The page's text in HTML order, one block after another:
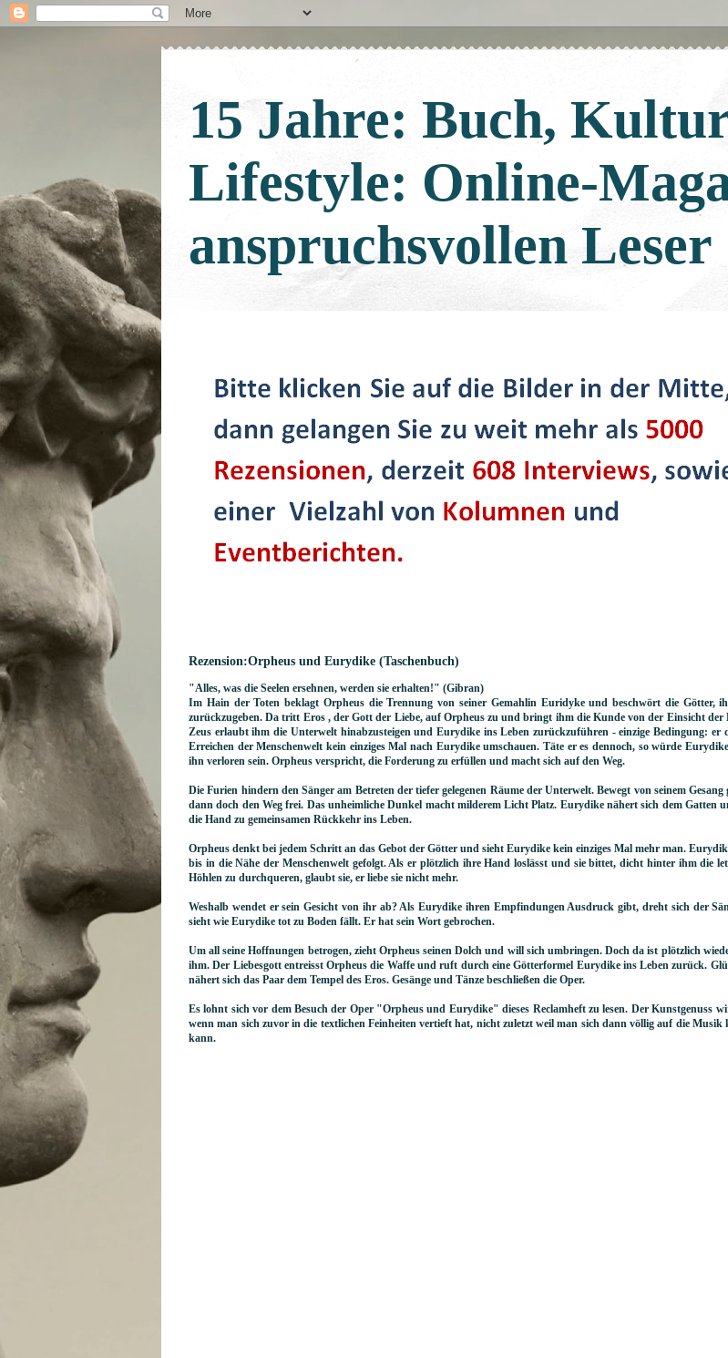
15 Jahre: Buch,
Lifestyle: Online-
anspruchsvollen Leser
Rezension:Orpheus und Eurydike (Taschenbuch)
"Alles, was die Seelen ersehnen, werden sie erhalten!" (Gibran)
Im Hain der Toten beklagt Orpheus die Trennung von seiner Gemahlin Euridyke und beschwört die Götter,
zurückzugeben. Da tritt Eros , der Gott der Liebe, auf Orpheus zu und bringt ihm die Kunde von der Einsicht der
Zeus erlaubt ihm die Unterwelt hinabzusteigen und Eurydike ins Leben zurückzuführen - einzige Bedingung: er
Erreichen der Menschenwelt kein einziges Mal nach Eurydike umschauen. Täte er es dennoch, so würde
ihn verloren sein. Orpheus verspricht, die Forderung zu erfüllen und macht sich auf den Weg.
Die Furien hindern den Sänger am Betreten der tiefer gelegenen Räume der Unterwelt. Bewegt von seinem Gesang
dann doch den Weg frei. Das unheimliche Dunkel macht milderem Licht Platz. Eurydike nähert sich dem Gatten
die Hand zu gemeinsamen Rückkehr ins Leben.
Orpheus denkt bei jedem Schritt an das Gebot der Götter und sieht Eurydike kein einziges Mal mehr man.
bis in die Nähe der Menschenwelt gefolgt. Als er plötzlich ihre Hand loslässt und sie bittet, dicht hinter ihm die
Höhlen zu durchqueren, glaubt sie, er liebe sie nicht mehr.
Weshalb wendet er sein Gesicht von ihr ab? Als Eurydike ihren Empfindungen Ausdruck gibt, dreht sich der
sieht wie Eurydike tot zu Boden fällt. Er hat sein Wort gebrochen.
Um all seine Hoffnungen betrogen, zieht Orpheus seinen Dolch und will sich umbringen. Doch da ist plötzlich
ihm. Der Liebesgott entreisst Orpheus die Waffe und ruft durch eine Götterformel Eurydike ins Leben zurück.
nähert sich das Paar dem Tempel des Eros. Gesänge und Tänze beschließen die Oper.
Es lohnt sich vor dem Besuch der Oper "Orpheus und Eurydike" dieses Reclamheft zu lesen. Der Kunstgenuss
wenn man sich zuvor in die textlichen Feinheiten vertieft hat, nicht zuletzt weil man sich dann völlig auf die Musik
kann.